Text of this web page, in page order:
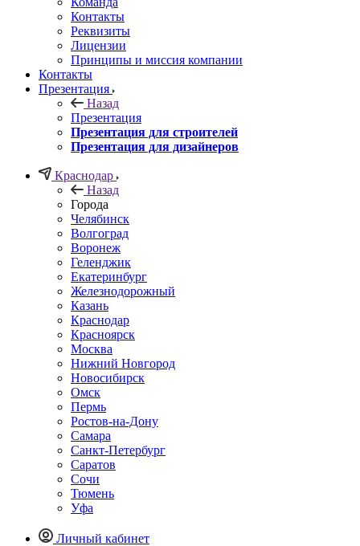
Контакты
Реквизиты
Лицензии
Принципы и миссия компании
Контакты
Презентация
Назад
Презентация
Презентация для строителей
Презентация для дизайнеров
Краснодар
Назад
Города
Челябинск
Волгоград
Воронеж
Геленджик
Екатеринбург
Железнодорожный
Казань
Краснодар
Красноярск
Москва
Нижний Новгород
Новосибирск
Омск
Пермь
Ростов-на-Дону
Самара
Санкт-Петербург
Саратов
Сочи
Тюмень
Уфа
Личный кабинет